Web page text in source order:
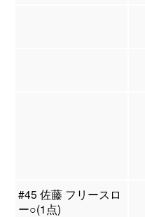
#45 佐藤 フリースロ
ー○(1点)